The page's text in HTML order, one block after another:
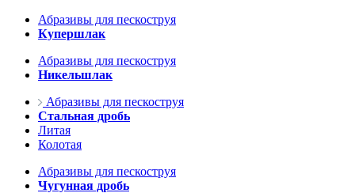
Абразивы для пескоструя
Купершлак
Абразивы для пескоструя
Никельшлак
Абразивы для пескоструя
Стальная дробь
Литая
Колотая
Абразивы для пескоструя
Чугунная дробь